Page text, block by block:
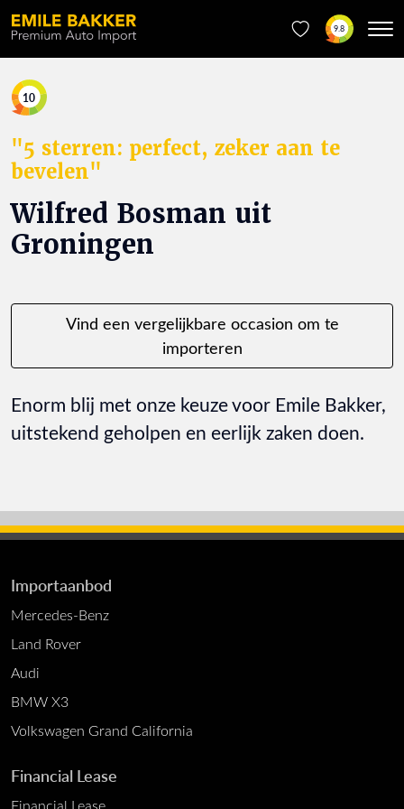
9.8
10
"5 sterren: perfect, zeker aan te
bevelen"
Wilfred Bosman uit
Groningen
Vind een vergelijkbare occasion om te
importeren
Enorm blij met onze keuze voor Emile Bakker,
uitstekend geholpen en eerlijk zaken doen.
Importaanbod
Mercedes-Benz
Land Rover
Audi
BMW X3
Volkswagen Grand California
Financial Lease
Financial Lease